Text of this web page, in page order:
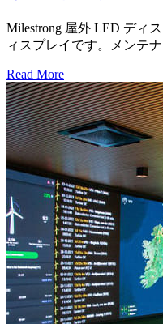
Milestrong 屋外 LED ディ
ィスプレイです。メンテ
Read More